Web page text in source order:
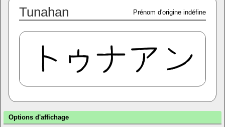
Tunahan Prénom d'origine indéfine
Options d'affichage